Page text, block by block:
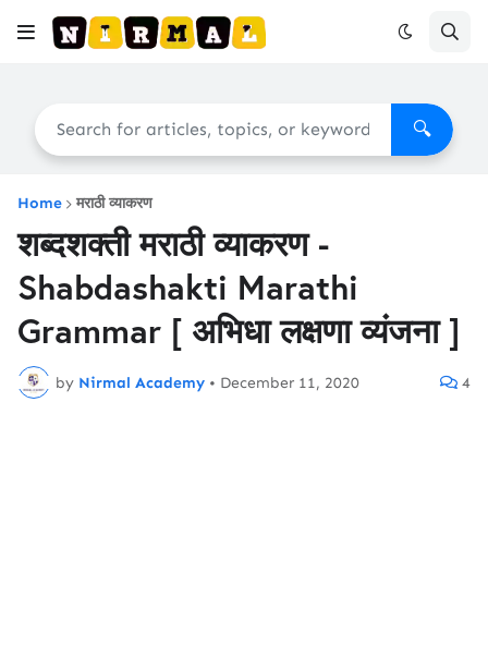
🔍
Home मराठी व्याकरण
शब्दशक्ती मराठी व्याकरण -
Shabdashakti Marathi
Grammar [ अभिधा लक्षणा व्यंजना ]
by Nirmal Academy • December 11, 2020 4